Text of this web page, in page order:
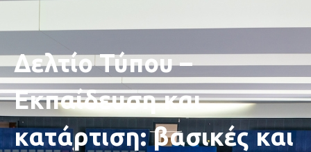
Δελτίο Τύπου –
Εκπαίδευση και
κατάρτιση: βασικές και